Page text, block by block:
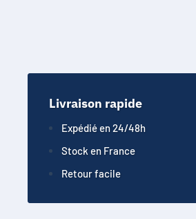
Livraison rapide
Expédié en 24/48h
Stock en France
Retour facile